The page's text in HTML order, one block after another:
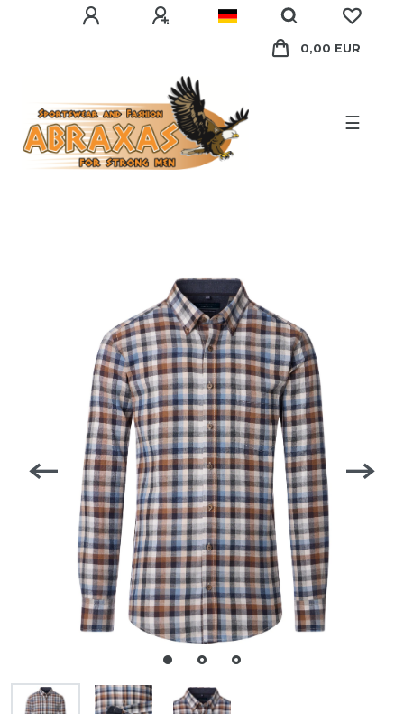
0,00 EUR
☰